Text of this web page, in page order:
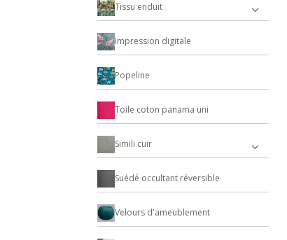
Tissu enduit
Impression digitale
Popeline
Toile coton panama uni
Simili cuir
Suédé occultant réversible
Velours d'ameublement